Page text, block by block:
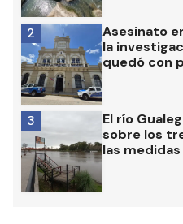
Asesinato
la
quedó con
2
El río
sobre los
las
3